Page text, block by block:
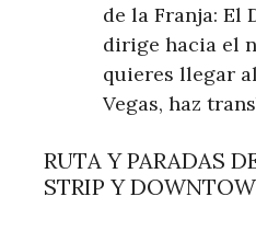
de la Franja: El
dirige hacia el
quieres llegar
Vegas, haz
RUTA Y PARADAS
STRIP Y